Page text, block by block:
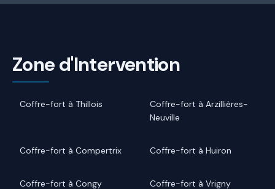
Zone d'Intervention
Coffre-fort à Thillois
Coffre-fort à Arzillières-
Neuville
Coffre-fort à Compertrix Coffre-fort à Huiron
Coffre-fort à Congy Coffre-fort à Vrigny